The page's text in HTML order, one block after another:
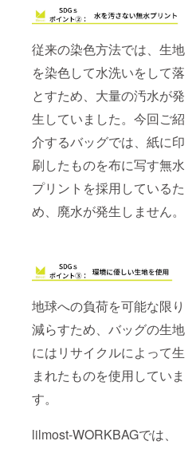
従来の染色方法では、生地
を染色して水洗いをして落
とすため、大量の汚水が発
生していました。今回ご紹
介するバッグでは、紙に印
刷したものを布に写す無水
プリントを採用しているた
め、廃水が発生しません。
地球への負荷を可能な限り
減らすため、バッグの生地
にはリサイクルによって生
まれたものを使用していま
す。
lilmost-WORKBAGでは、